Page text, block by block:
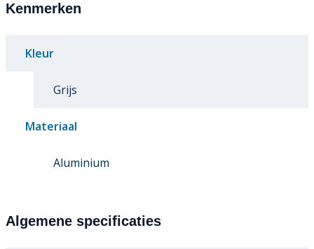
Kenmerken
Kleur
Grijs
Materiaal
Aluminium
Algemene specificaties